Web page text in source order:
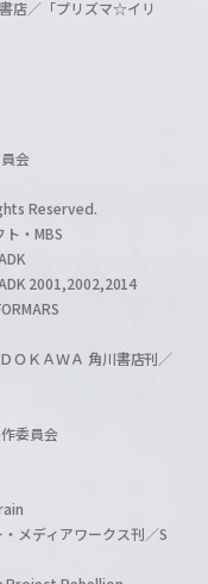
店／「プリズマ☆イリ
会
Reserved.
・MBS
2001,2002,2014
ＯＫＡＷＡ 角川書店刊／
委員会
メディアワークス刊／S